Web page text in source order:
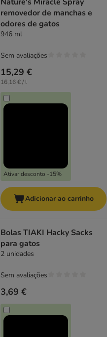
removedor de manchas e
odores de gatos
946 ml
15,29 €
16,16 € / l
Ativar desconto -15%
Sem avaliações
Adicionar ao carrinho
Bolas TIAKI Hacky Sacks
para gatos
2 unidades
3,69 €
Sem avaliações